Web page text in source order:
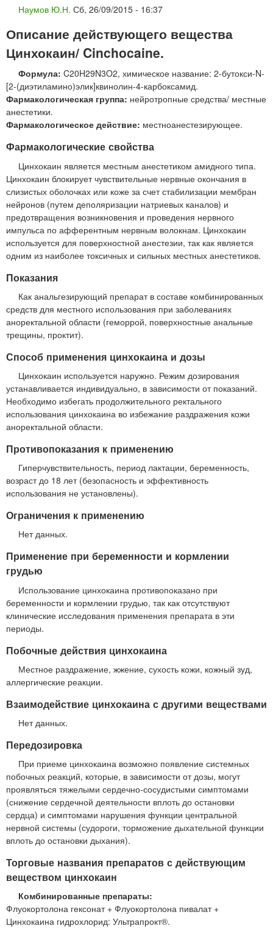
Наумов Ю.Н. Сб, 26/09/2015 - 16:37
Описание действующего вещества
Цинхокаин/ Cinchocaine.
Формула: C20H29N3O2, химическое название: 2-бутокси-N-
[2-(диэтиламино)элик]квинолин-4-карбоксамид.
Фармакологическая группа: нейротропные средства/ местные
анестетики.
Фармакологическое действие: местноанестезирующее.
Фармакологические свойства
Цинхокаин является местным анестетиком амидного типа.
Цинхокаин блокирует чувствительные нервные окончания в
слизистых оболочках или коже за счет стабилизации мембран
нейронов (путем деполяризации натриевых каналов) и
предотвращения возникновения и проведения нервного
импульса по афферентным нервным волокнам. Цинхокаин
используется для поверхностной анестезии, так как является
одним из наиболее токсичных и сильных местных анестетиков.
Показания
Как анальгезирующий препарат в составе комбинированных
средств для местного использования при заболеваниях
аноректальной области (геморрой, поверхностные анальные
трещины, проктит).
Способ применения цинхокаина и дозы
Цинхокаин используется наружно. Режим дозирования
устанавливается индивидуально, в зависимости от показаний.
Необходимо избегать продолжительного ректального
использования цинхокаина во избежание раздражения кожи
аноректальной области.
Противопоказания к применению
Гиперчувствительность, период лактации, беременность,
возраст до 18 лет (безопасность и эффективность
использования не установлены).
Ограничения к применению
Нет данных.
Применение при беременности и кормлении
грудью
Использование цинхокаина противопоказано при
беременности и кормлении грудью, так как отсутствуют
клинические исследования применения препарата в эти
периоды.
Побочные действия цинхокаина
Местное раздражение, жжение, сухость кожи, кожный зуд,
аллергические реакции.
Взаимодействие цинхокаина с другими веществами
Нет данных.
Передозировка
При приеме цинхокаина возможно появление системных
побочных реакций, которые, в зависимости от дозы, могут
проявляться тяжелыми сердечно-сосудистыми симптомами
(снижение сердечной деятельности вплоть до остановки
сердца) и симптомами нарушения функции центральной
нервной системы (судороги, торможение дыхательной функции
вплоть до остановки дыхания).
Торговые названия препаратов с действующим
веществом цинхокаин
Комбинированные препараты:
Флуокортолона гексонат + Флуокортолона пивалат +
Цинхокаина гидрохлорид: Ультрапрокт®.